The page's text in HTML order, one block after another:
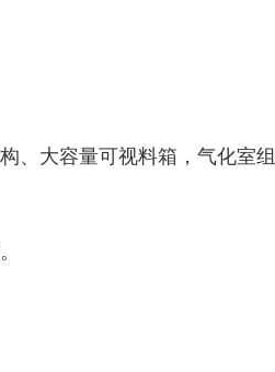
、大容量可视料箱，气化室
。